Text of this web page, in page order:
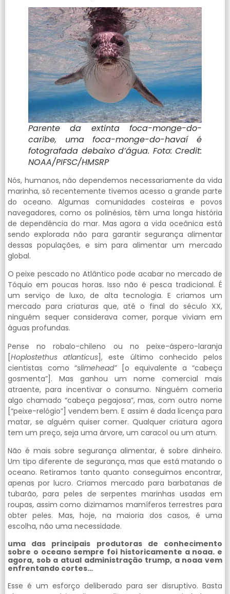
Parente da extinta foca-monge-do-
caribe, uma foca-monge-do-havaí é
fotografada debaixo d’água. Foto: Credit:
NOAA/PIFSC/HMSRP
Nós, humanos, não dependemos necessariamente da vida
marinha, só recentemente tivemos acesso a grande parte
do oceano. Algumas comunidades costeiras e povos
navegadores, como os polinésios, têm uma longa história
de dependência do mar. Mas agora a vida oceânica está
sendo explorada não para garantir segurança alimentar
dessas populações, e sim para alimentar um mercado
global.
O peixe pescado no Atlântico pode acabar no mercado de
Tóquio em poucas horas. Isso não é pesca tradicional. É
um serviço de luxo, de alta tecnologia. E criamos um
mercado para criaturas que, até o final do século XX,
ninguém sequer considerava comer, porque viviam em
águas profundas.
Pense no robalo-chileno ou no peixe-áspero-laranja
[Hoplostethus atlanticus], este último conhecido pelos
cientistas como “slimehead”[o equivalente a “cabeça
gosmenta”]. Mas ganhou um nome comercial mais
atraente, para incentivar o consumo. Ninguém comeria
algo chamado “cabeça pegajosa”, mas, com outro nome
[“peixe-relógio”] vendem bem. E assim é dada licença para
matar, se alguém quiser comer. Qualquer criatura agora
tem um preço, seja uma árvore, um caracol ou um atum.
Não é mais sobre segurança alimentar, é sobre dinheiro.
Um tipo diferente de segurança, mas que está matando o
oceano. Retiramos tanto quanto conseguimos encontrar,
apenas por lucro. Criamos mercado para barbatanas de
tubarão, para peles de serpentes marinhas usadas em
roupas, assim como dizimamos mamíferos terrestres para
obter peles. Mas, hoje, na maioria dos casos, é uma
escolha, não uma necessidade.
uma das principais produtoras de conhecimento
sobre o oceano sempre foi historicamente a noaa. e
agora, sob a atual administração trump, a noaa vem
enfrentando cortes…
Esse é um esforço deliberado para ser disruptivo. Basta